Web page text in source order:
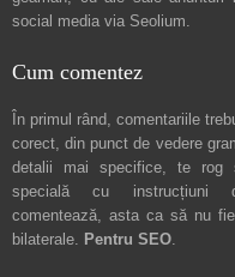
social media via Seolium.
Cum comentez
În primul rând, comentariile
corect, din punct de vedere
detalii mai specifice, te rog
specială cu instrucțiuni
comentează, asta ca să nu
bilaterale. Pentru SEO.